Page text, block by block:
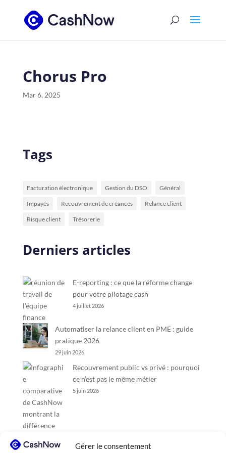
Gérer le consentement
Chorus Pro
Mar 6, 2025
Tags
Facturation électronique Gestion du DSO Général
Impayés Recouvrement de créances Relance client
Risque client Trésorerie
Derniers articles
E-reporting : ce que la réforme change
pour votre pilotage cash
4 juillet 2026
Automatiser la relance client en PME : guide
pratique 2026
29 juin 2026
Recouvrement public vs privé : pourquoi
ce n’est pas le même métier
5 juin 2026